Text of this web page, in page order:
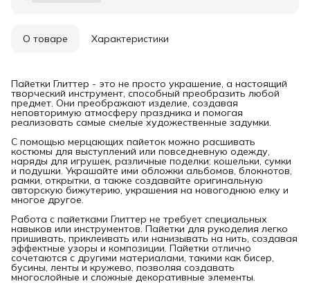
О товаре Характеристики
Пайетки Глиттер - это не просто украшение, а настоящий
творческий инструмент, способный преобразить любой
предмет. Они преображают изделие, создавая
неповторимую атмосферу праздника и помогая
реализовать самые смелые художественные задумки.
С помощью мерцающих пайеток можно расшивать
костюмы для выступлений или повседневную одежду,
наряды для игрушек, различные поделки: кошельки, сумки
и подушки. Украшайте ими обложки альбомов, блокнотов,
рамки, открытки, а также создавайте оригинальную
авторскую бижутерию, украшения на новогоднюю елку и
многое другое.
Работа с пайетками Глиттер не требует специальных
навыков или инструментов. Пайетки для рукоделия легко
пришивать, приклеивать или нанизывать на нить, создавая
эффектные узоры и композиции. Пайетки отлично
сочетаются с другими материалами, такими как бисер,
бусины, ленты и кружево, позволяя создавать
многослойные и сложные декоративные элементы.